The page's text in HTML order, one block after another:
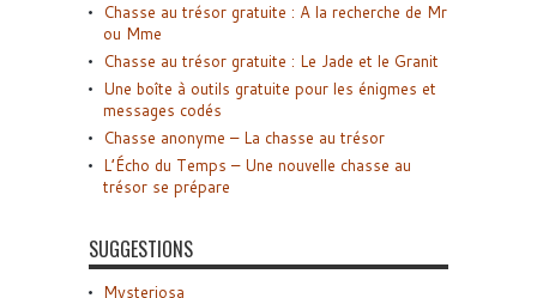
Chasse au trésor gratuite : A la recherche de Mr
ou Mme
Chasse au trésor gratuite : Le Jade et le Granit
Une boîte à outils gratuite pour les énigmes et
messages codés
Chasse anonyme – La chasse au trésor
L’Écho du Temps – Une nouvelle chasse au
trésor se prépare
SUGGESTIONS
Mysteriosa